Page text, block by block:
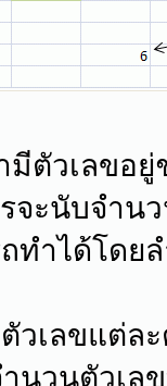
มีตัวเลขอ
จะนับจำน
ทำได้โดย
วเลขแต่ล
นวนตัวเล